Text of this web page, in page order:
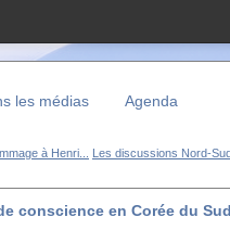
les médias Agenda
à Henri... Les discussions Nord-
conscience en Corée du